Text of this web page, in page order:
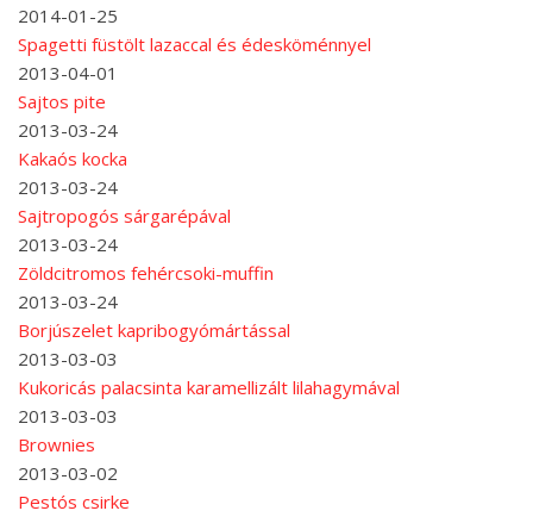
2014-01-25
Spagetti füstölt lazaccal és édesköménnyel
2013-04-01
Sajtos pite
2013-03-24
Kakaós kocka
2013-03-24
Sajtropogós sárgarépával
2013-03-24
Zöldcitromos fehércsoki-muffin
2013-03-24
Borjúszelet kapribogyómártással
2013-03-03
Kukoricás palacsinta karamellizált lilahagymával
2013-03-03
Brownies
2013-03-02
Pestós csirke